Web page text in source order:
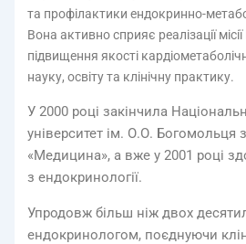
та профілактики ендокринно-
Вона активно сприяє реалізації
підвищення якості
науку, освіту та клінічну практику.
У 2000 році закінчила
університет ім. О.О. Богомольця
«Медицина», а вже у 2001 році
з ендокринології.
Упродовж більш ніж двох
ендокринологом, поєднуючи